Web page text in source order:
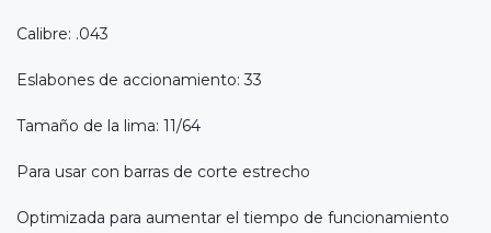
Calibre: .043
Eslabones de accionamiento: 33
Tamaño de la lima: 11/64
Para usar con barras de corte estrecho
Optimizada para aumentar el tiempo de funcionamiento